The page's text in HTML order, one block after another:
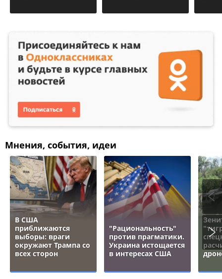
Мнения, события, идеи
В США
приближаются
выборы: враги
окружают Трампа со
всех сторон
"Рациональность"
против прагматики.
Украина истощается
в интересах США